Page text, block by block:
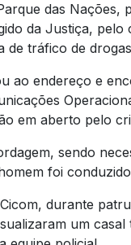
das Nações,
da Justiça,
de tráfico de
ao endereço e
em aberto pelo
sendo
foi
durante
um